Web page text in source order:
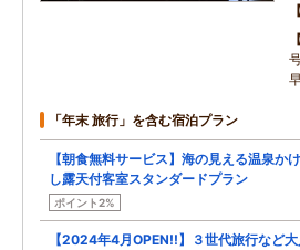
「年末 旅行」を含む宿泊プラン
【朝食無料サービス】海の見える温泉か
し露天付客室スタンダードプラン
ポイント2%
【2024年4月OPEN!!】３世代旅行など大